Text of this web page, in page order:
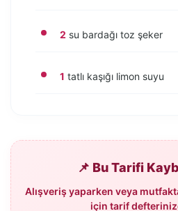
2 su bardağı toz şeker
1 tatlı kaşığı limon suyu
📌 Bu Tarifi
Alışveriş yaparken veya
için tarif